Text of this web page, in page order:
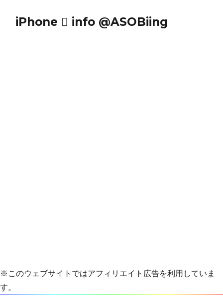
iPhone  info @ASOBiing
※このウェブサイトではアフィリエイト広告を利用していま
す。